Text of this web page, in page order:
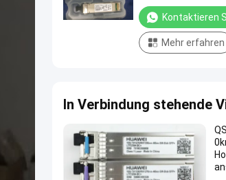
Kontaktieren
Mehr erfahren
In Verbindung stehende